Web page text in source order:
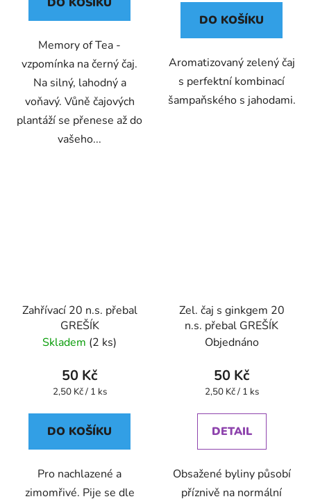
Memory of Tea -
vzpomínka na černý čaj.
Na silný, lahodný a
voňavý. Vůně čajových
plantáží se přenese až do
vašeho...
DO KOŠÍKU
Aromatizovaný zelený čaj
s perfektní kombinací
šampaňského s jahodami.
Zahřívací 20 n.s. přebal
GREŠÍK
Skladem (2 ks)
50 Kč
Měrná
2,50 Kč / 1 ks
DO KOŠÍKU
Pro nachlazené a
zimomřivé. Pije se dle
Zel. čaj s ginkgem 20
n.s. přebal GREŠÍK
Objednáno
50 Kč
Měrná
2,50 Kč / 1 ks
DETAIL
Obsažené byliny působí
příznivě na normální